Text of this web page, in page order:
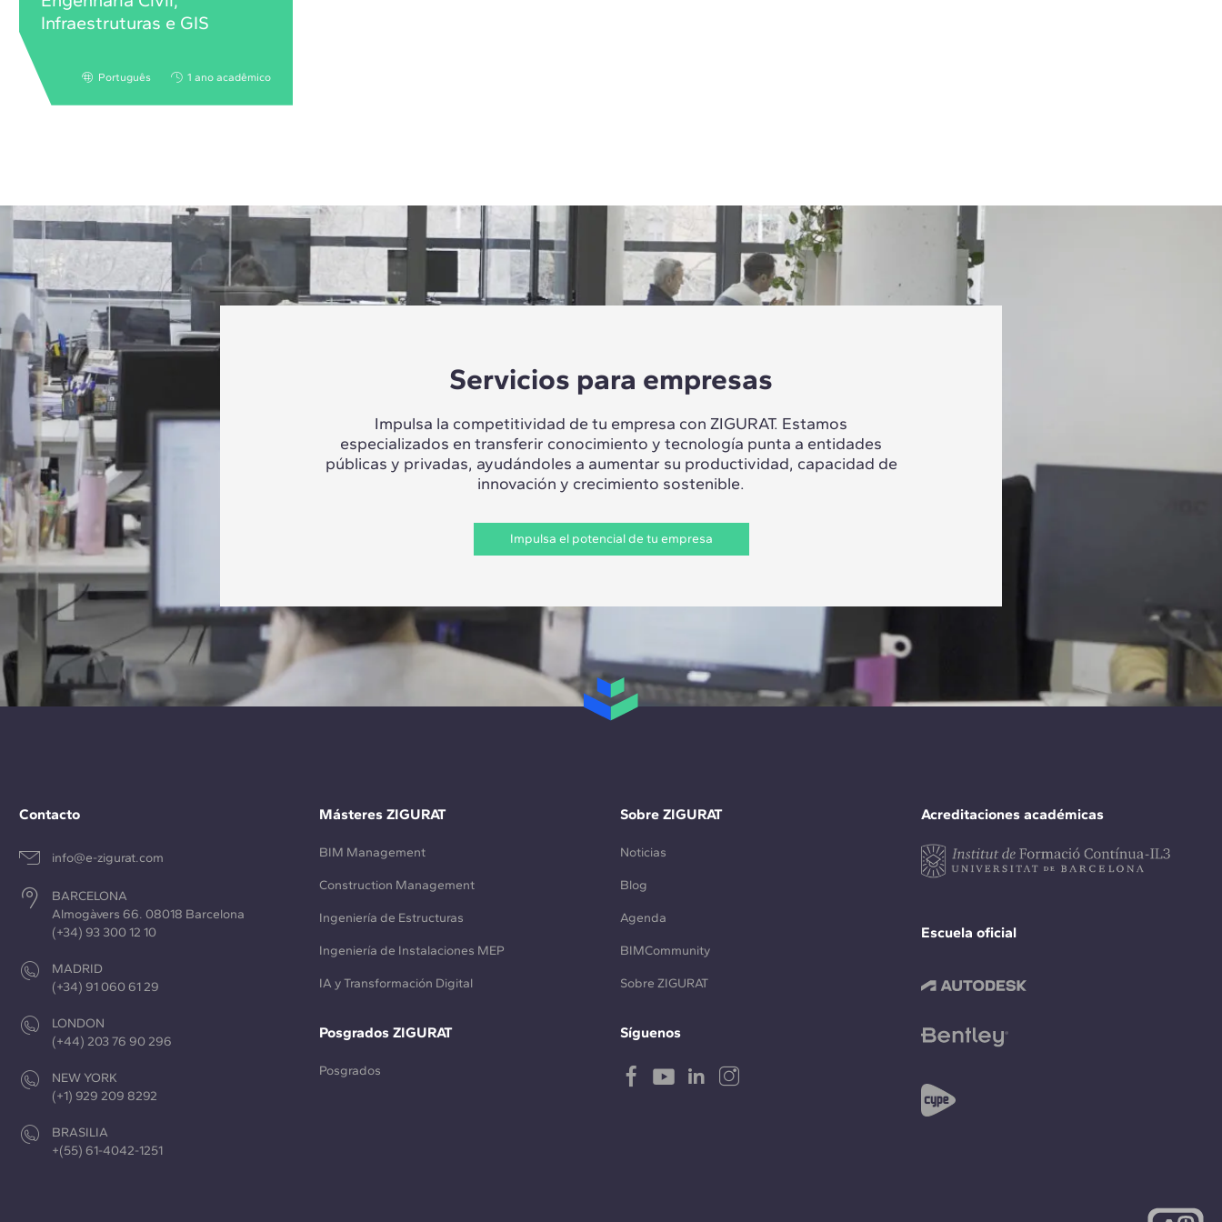
Infraestruturas e GIS
Português 1 ano acadêmico
Servicios para empresas
Impulsa la competitividad de tu empresa con ZIGURAT. Estamos
especializados en transferir conocimiento y tecnología punta a entidades
públicas y privadas, ayudándoles a aumentar su productividad, capacidad de
innovación y crecimiento sostenible.
Impulsa el potencial de tu empresa
Contacto
info@e-zigurat.com
BARCELONA
Almogàvers 66. 08018 Barcelona
(+34) 93 300 12 10
MADRID
(+34) 91 060 61 29
LONDON
(+44) 203 76 90 296
NEW YORK
(+1) 929 209 8292
BRASILIA
+(55) 61-4042-1251
Acreditaciones académicas
Escuela oficial
Másteres ZIGURAT
BIM Management
Construction Management
Ingeniería de Estructuras
Ingeniería de Instalaciones MEP
IA y Transformación Digital
Posgrados ZIGURAT
Posgrados
Sobre ZIGURAT
Noticias
Blog
Agenda
BIMCommunity
Sobre ZIGURAT
Síguenos